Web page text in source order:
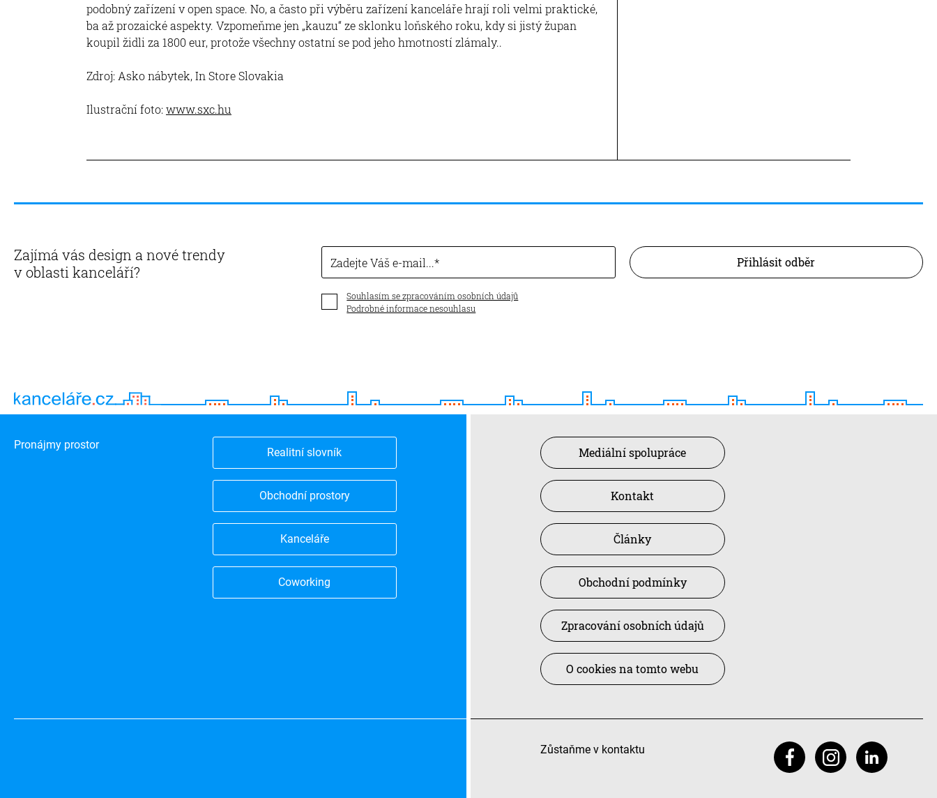
podobný zařízení v open space. No, a často při výběru zařízení kanceláře hrají roli velmi praktické,
ba až prozaické aspekty. Vzpomeňme jen „kauzu“ ze sklonku loňského roku, kdy si jistý župan
koupil židli za 1800 eur, protože všechny ostatní se pod jeho hmotností zlámaly..
Zdroj: Asko nábytek, In Store Slovakia
Ilustrační foto: www.sxc.hu
Zajímá vás design a nové trendy
v oblasti kanceláří?
Zadejte Váš e-mail...
Souhlasím se zpracováním osobních údajů
Podrobné informace nesouhlasu
Přihlásit odběr
Pronájmy prostor
Realitní slovník
Obchodní prostory
Kanceláře
Coworking
Mediální spolupráce
Kontakt
Články
Obchodní podmínky
Zpracování osobních údajů
O cookies na tomto webu
Zůstaňme v kontaktu